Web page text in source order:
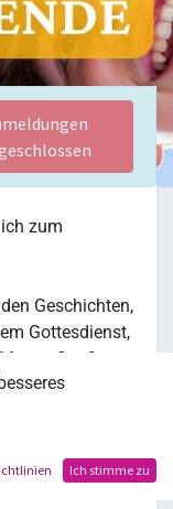
zum
Geschichten,
Gottesdienst,
Spaß.
Ich stimme zu